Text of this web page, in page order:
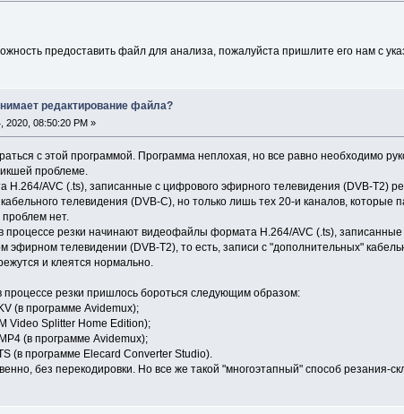
предоставить файл для анализа, пожалуйста пришлите его нам с
редактирование файла?
2020, 08:50:20 PM »
с этой программой. Программа неплохая, но все равно необходимо
проблеме.
AVC (.ts), записанные с цифрового эфирного телевидения (DVB-T2)
телевидения (DVB-C), но только лишь тех 20-и каналов,
нет.
процессе резки начинают видеофайлы формата H.264/AVC (.ts),
эфирном телевидении (DVB-T2), то есть, записи с "дополнительных"
и клеятся нормально.
процессе резки пришлось бороться следующим образом:
(в программе Avidemux);
Video Splitter Home Edition);
(в программе Avidemux);
(в программе Elecard Converter Studio).
без перекодировки. Но все же такой "многоэтапный" способ